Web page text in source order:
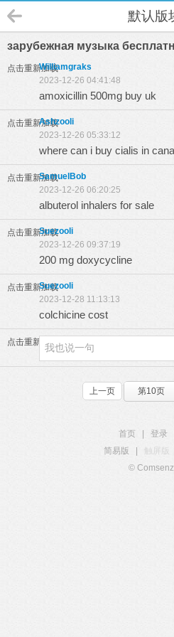
默认版
зарубежная музыка
点击重新加载Williamgraks
2023-12-26 04:41:48
amoxicillin 500mg buy uk
点击重新加载
Ashzooli
2023-12-26 05:33:12
where can i buy cialis in
点击重新加载SamuelBob
2023-12-26 06:20:25
albuterol inhalers for sale
点击重新加载
Suezooli
2023-12-26 09:37:19
200 mg doxycycline
点击重新加载
Suezooli
2023-12-28 11:13:13
colchicine cost
点击重新加载
上一页 第10页
首页 登录
简易版
触屏版
©